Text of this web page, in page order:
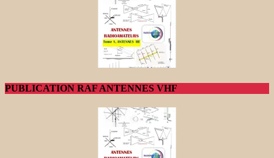
PUBLICATION RAF ANTENNES VHF